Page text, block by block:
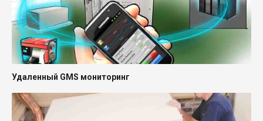
Удаленный GMS мониторинг